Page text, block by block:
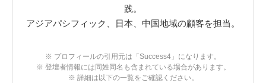
践。
アジアパシフィック、日本、中国地域の顧客を担当。
※ プロフィールの引用元は「Success4」になります。
※ 登壇者情報には同姓同名も含まれている場合があります。
※ 詳細は以下の一覧をご確認ください。